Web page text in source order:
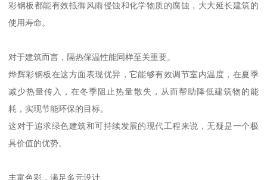
彩钢板都能有效抵御风雨侵蚀和化学物质的腐蚀，大大延长建筑的
使用寿命。
对于建筑而言，隔热保温性能同样至关重要。
烨辉彩钢板在这方面表现优异，它能够有效调节室内温度，在夏季
减少热量传入，在冬季阻止热量散失，从而帮助降低建筑物的能
耗，实现节能环保的目标。
这对于追求绿色建筑和可持续发展的现代工程来说，无疑是一个极
具价值的优势。
丰富色彩，满足多元设计